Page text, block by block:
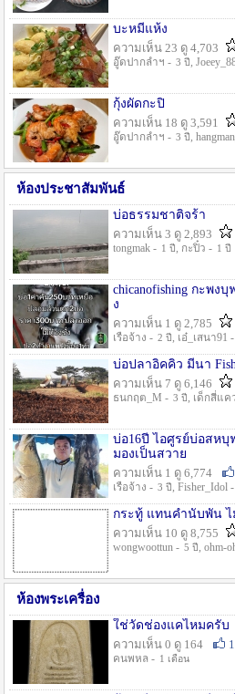
บะหมี่แห้ง
ความเห็น 23 ดู 4,703
อู๊ดปากลำฯ - 3 ปี ,
กุ้งผัดกะปิ
ความเห็น 18 ดู 3,591
อู๊ดปากลำฯ - 3 ปี ,
ห้องประชาสัมพันธ์
บ่อธรรมชาติจร้า
ความเห็น 3 ดู 2,893
tongmak - 1 ปี , กะปิ๋ว - 1 ปี
chicanofishing กะพง
ง
ความเห็น 1 ดู 2,785
เรือจ้าง - 2 ปี , เอ๋_เสนา91 -
บ่อปลาอิคคิว มีนา
ความเห็น 7 ดู 6,146
ธนกฤต_M - 3 ปี , เด็กสี่แค
บ่อ16ปี ไอศูรย์บ่อสหบุ
มองเป็นสวาย
ความเห็น 1 ดู 6,774
เรือจ้าง - 3 ปี , Fisher_Idol -
กระทู้ แทนคำนับพัน
ความเห็น 10 ดู 8,755
wongwoottun - 5 ปี , ohm-
ห้องพระเครื่อง
ใช่วัดช่องแคไหมครับ
ความเห็น 0 ดู 164
1
คนพหล - 1 เดือน